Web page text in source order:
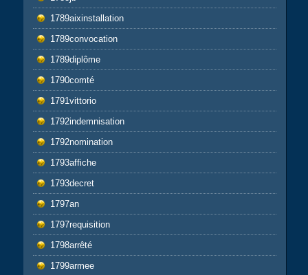
1789aixinstallation
1789convocation
1789diplôme
1790comté
1791vittorio
1792indemnisation
1792nomination
1793affiche
1793decret
1797an
1797requisition
1798arrêté
1799armee